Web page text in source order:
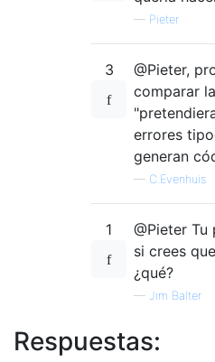
— Pieter
3
@Pieter,
comparar
errores
generan
— C.Evenhuis
1
@Pieter
si crees
¿qué?
— Jim Balter
Respuestas: